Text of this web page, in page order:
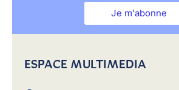
Je m'abonne
ESPACE MULTIMEDIA